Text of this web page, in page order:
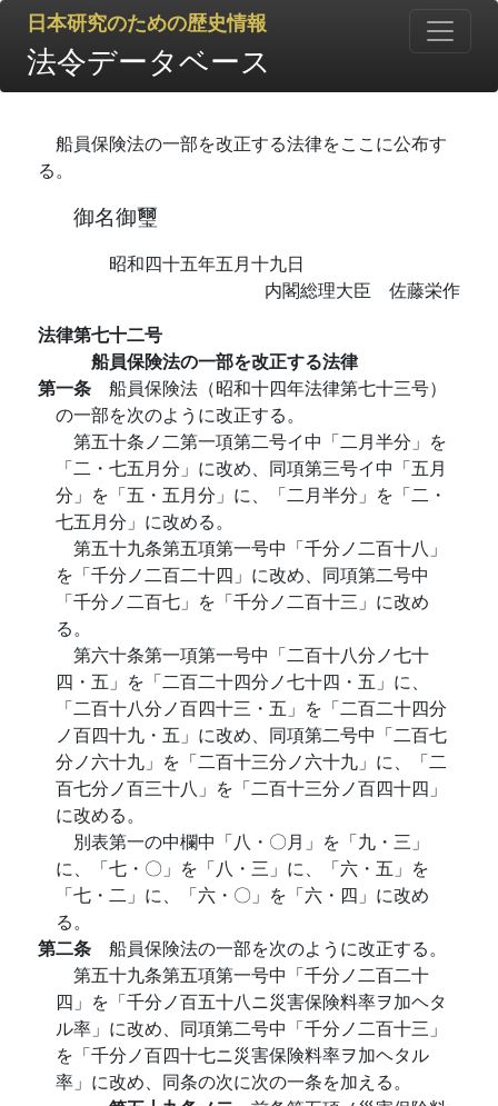
日本研究のための歴史情報
法令データベース
船員保険法の一部を改正する法律をここに公布す
る。
御名御璽
昭和四十五年五月十九日
内閣総理大臣 佐藤栄作
法律第七十二号
船員保険法の一部を改正する法律
第一条 船員保険法（昭和十四年法律第七十三号）
の一部を次のように改正する。
第五十条ノ二第一項第二号イ中「二月半分」を
「二・七五月分」に改め、同項第三号イ中「五月
分」を「五・五月分」に、「二月半分」を「二・
七五月分」に改める。
第五十九条第五項第一号中「千分ノ二百十八」
を「千分ノ二百二十四」に改め、同項第二号中
「千分ノ二百七」を「千分ノ二百十三」に改め
る。
第六十条第一項第一号中「二百十八分ノ七十
四・五」を「二百二十四分ノ七十四・五」に、
「二百十八分ノ百四十三・五」を「二百二十四分
ノ百四十九・五」に改め、同項第二号中「二百七
分ノ六十九」を「二百十三分ノ六十九」に、「二
百七分ノ百三十八」を「二百十三分ノ百四十四」
に改める。
別表第一の中欄中「八・〇月」を「九・三」
に、「七・〇」を「八・三」に、「六・五」を
「七・二」に、「六・〇」を「六・四」に改め
る。
第二条 船員保険法の一部を次のように改正する。
第五十九条第五項第一号中「千分ノ二百二十
四」を「千分ノ百五十八ニ災害保険料率ヲ加ヘタ
ル率」に改め、同項第二号中「千分ノ二百十三」
を「千分ノ百四十七ニ災害保険料率ヲ加ヘタル
率」に改め、同条の次に次の一条を加える。